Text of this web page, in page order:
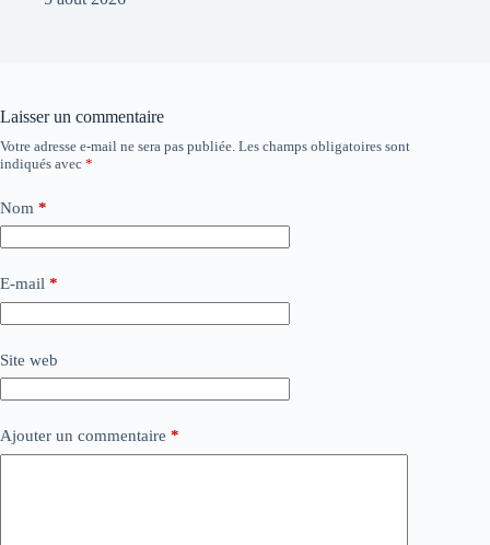
Laisser un commentaire
Votre adresse e-mail ne sera pas publiée. Les champs obligatoires sont
indiqués avec *
Nom *
E-mail *
Site web
Ajouter un commentaire *